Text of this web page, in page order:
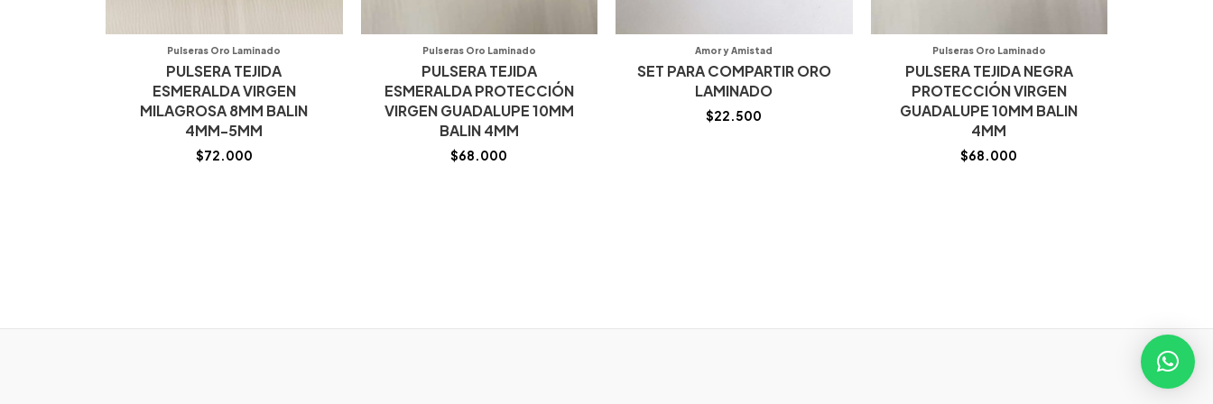
Pulseras Oro Laminado
PULSERA TEJIDA
ESMERALDA VIRGEN
MILAGROSA 8MM BALIN
4MM-5MM
$72.000
Pulseras Oro Laminado
PULSERA TEJIDA
ESMERALDA PROTECCIÓN
VIRGEN GUADALUPE 10MM
BALIN 4MM
$68.000
Amor y Amistad
SET PARA COMPARTIR ORO
LAMINADO
$22.500
Pulseras Oro Laminado
PULSERA TEJIDA NEGRA
PROTECCIÓN VIRGEN
GUADALUPE 10MM BALIN
4MM
$68.000